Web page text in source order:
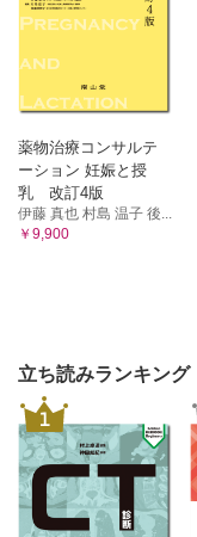
薬物治療コンサルテ
ーション 妊娠と授
乳 改訂4版
伊藤 真也 村島 温子 後...
￥9,900
立ち読みランキング
1